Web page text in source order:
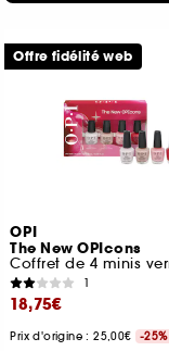
OPI
The New OPIcons
1
18,75€
Prix d'origine : 25,00€ -25%
Offre fidélité web